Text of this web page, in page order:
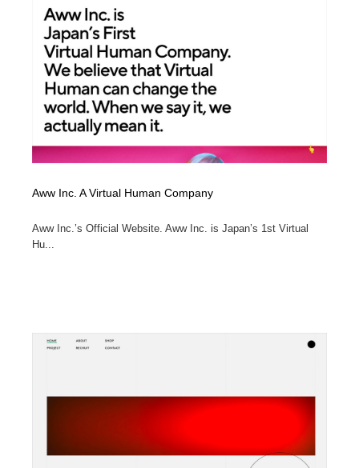
Aww Inc. A Virtual Human Company
Aww Inc.’s Official Website. Aww Inc. is Japan’s 1st Virtual
Hu...